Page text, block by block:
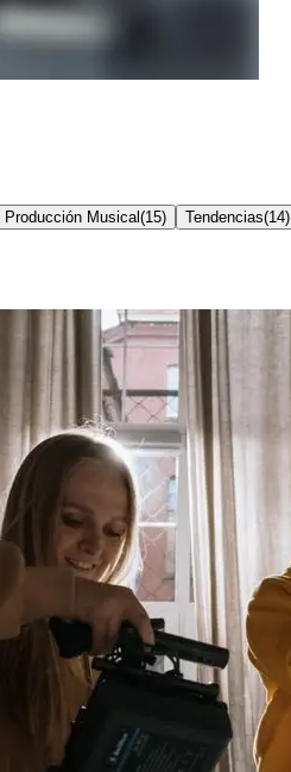
Producción Musical (15) Tendencias(14)